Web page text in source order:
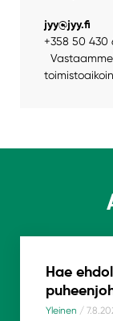
jyy@jyy.fi
+358 50 430
Hae
Yleinen /